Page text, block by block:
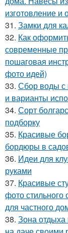
изготовление и
31. Замки для
32. Как
современные
пошаговая
фото идей)
33. Сбор воды с
и варианты
34. Сорт
подборку
35. Красивые
бордюры в
36. Идеи для
руками
37. Красивые
фото
для частного
38. Зона отдыха